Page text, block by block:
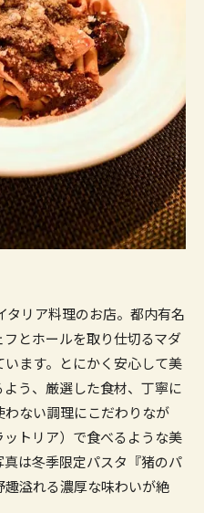
タリア料理のお店。都内有名
とホールを取り仕切るマダ
ます。とにかく安心して美
う、厳選した食材、丁寧に
ない調理にこだわりなが
トリア）で食べるような美
は冬季限定パスタ『猪のパ
溢れる濃厚な味わいが絶